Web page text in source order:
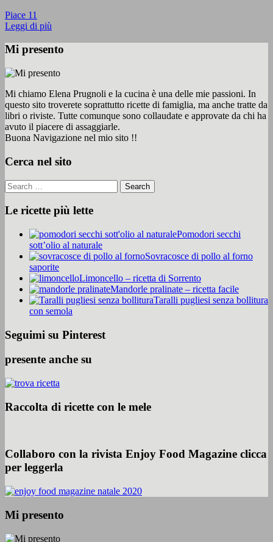
Piace 11
Leggi di più
Mi presento
Mi chiamo Elena Prugnoli e la cucina è una delle mie passioni. In
questo sito troverete soprattutto ricette di famiglia, ma anche tratte da
libri o riviste. Tutte comunque sono collaudate e approvate da chi ha
avuto il piacere di assaggiarle.
Buona Navigazione nel mio sito !!
Cerca nel sito
Le ricette più lette
Pomodori secchi
sott’olio al naturale
Sovracosce di pollo al forno
saporite
Limoncello – ricetta di Sorrento
Mandorle pralinate – ricetta facile
Taralli pugliesi senza bollitura
con semola
Seguimi su Pinterest
presente anche su
Raccolta di ricette con le mele
Collaboro con la rivista Enjoy Food Magazine clicca
per leggerla
Mi presento